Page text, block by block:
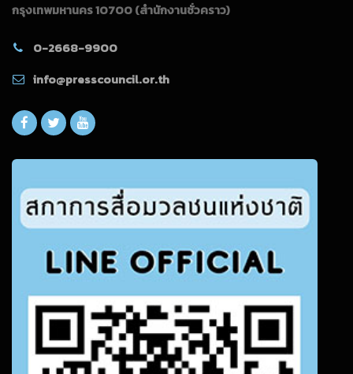
กรุงเทพมหานคร 10700(สำนักงานชั่วคราว)
0-2668-9900
info@presscouncil.or.th